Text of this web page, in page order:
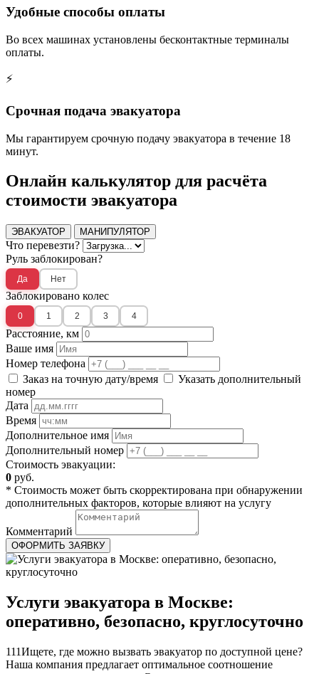
Удобные способы оплаты
Во всех машинах установлены бесконтактные терминалы
оплаты.
⚡
Срочная подача эвакуатора
Мы гарантируем срочную подачу эвакуатора в течение 18
минут.
Онлайн калькулятор для расчёта
стоимости эвакуатора
ЭВАКУАТОР МАНИПУЛЯТОР
Что перевезти?
Руль заблокирован?
Да Нет
Заблокировано колес
0 1 2 3 4
Расстояние, км
Ваше имя
Номер телефона
Заказ на точную дату/время
Указать дополнительный
номер
Дата
Время
Дополнительное имя
Дополнительный номер
Стоимость эвакуации:
0 руб.
* Стоимость может быть скорректирована при обнаружении
дополнительных факторов, которые влияют на услугу
Комментарий
ОФОРМИТЬ ЗАЯВКУ
Услуги эвакуатора в Москве:
оперативно, безопасно, круглосуточно
111Ищете, где можно вызвать эвакуатор по доступной цене?
Наша компания предлагает оптимальное соотношение